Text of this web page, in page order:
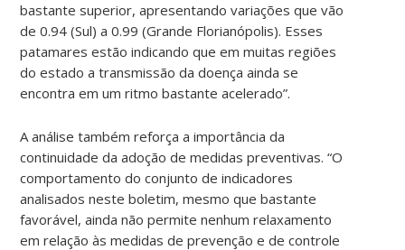
bastante superior, apresentando variações que vão
de 0.94 (Sul) a 0.99 (Grande Florianópolis). Esses
patamares estão indicando que em muitas regiões
do estado a transmissão da doença ainda se
encontra em um ritmo bastante acelerado”.
A análise também reforça a importância da
continuidade da adoção de medidas preventivas. “O
comportamento do conjunto de indicadores
analisados neste boletim, mesmo que bastante
favorável, ainda não permite nenhum relaxamento
em relação às medidas de prevenção e de controle